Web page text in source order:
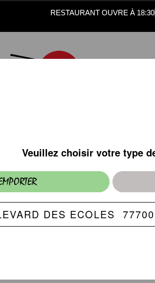
RESTAURANT OUVRE À 18:30
ENTRÉES